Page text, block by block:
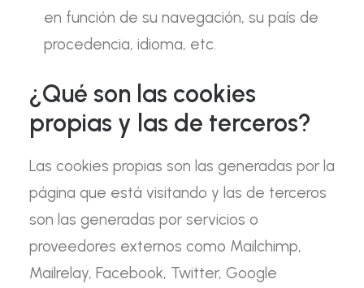
en función de su navegación, su país de
procedencia, idioma, etc.
¿Qué son las cookies
propias y las de terceros?
Las cookies propias son las generadas por la
página que está visitando y las de terceros
son las generadas por servicios o
proveedores externos como Mailchimp,
Mailrelay, Facebook, Twitter, Google